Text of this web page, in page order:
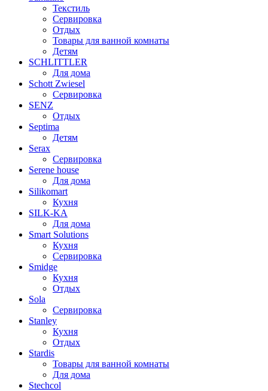
Текстиль
Сервировка
Отдых
Товары для ванной комнаты
Детям
SCHLITTLER
Для дома
Schott Zwiesel
Сервировка
SENZ
Отдых
Septima
Детям
Serax
Сервировка
Serene house
Для дома
Silikomart
Кухня
SILK-KA
Для дома
Smart Solutions
Кухня
Сервировка
Smidge
Кухня
Отдых
Sola
Сервировка
Stanley
Кухня
Отдых
Stardis
Товары для ванной комнаты
Для дома
Stechcol